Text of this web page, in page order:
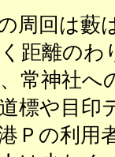
周回は藪
距離のわ
常神社へ
標や目印
Ｐの利用